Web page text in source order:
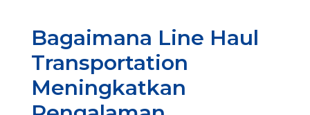
Bagaimana Line Haul
Transportation
Meningkatkan